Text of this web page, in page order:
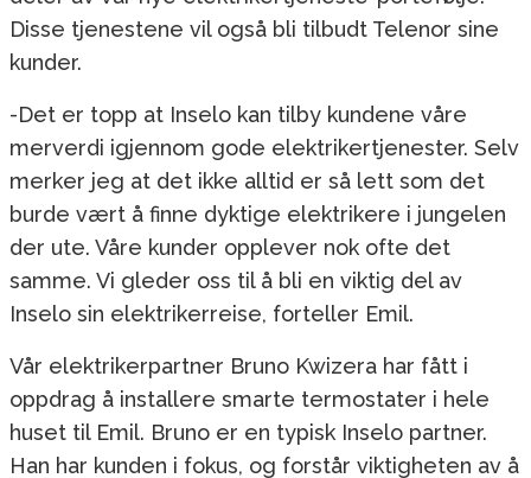
Disse tjenestene vil også bli tilbudt Telenor sine
kunder.
-Det er topp at Inselo kan tilby kundene våre
merverdi igjennom gode elektrikertjenester. Selv
merker jeg at det ikke alltid er så lett som det
burde vært å finne dyktige elektrikere i jungelen
der ute. Våre kunder opplever nok ofte det
samme. Vi gleder oss til å bli en viktig del av
Inselo sin elektrikerreise, forteller Emil.
Vår elektrikerpartner Bruno Kwizera har fått i
oppdrag å installere smarte termostater i hele
huset til Emil. Bruno er en typisk Inselo partner.
Han har kunden i fokus, og forstår viktigheten av å